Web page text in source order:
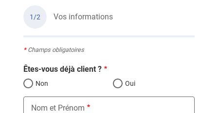
1/2 Vos informations
*Champs obligatoires
Êtes-vous déjà client ?
Non Oui
Nom et Prénom